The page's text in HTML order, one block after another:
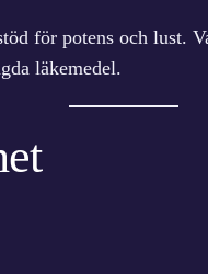
för potens och lust.
läkemedel.